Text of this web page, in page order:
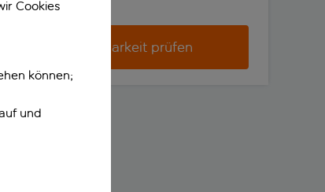
Verfügbarkeit prüfen
Cookies
können;
und